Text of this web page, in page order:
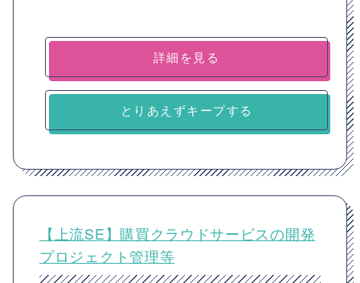
詳細を見る
とりあえずキープする
【上流SE】購買クラウドサービスの開発
プロジェクト管理等